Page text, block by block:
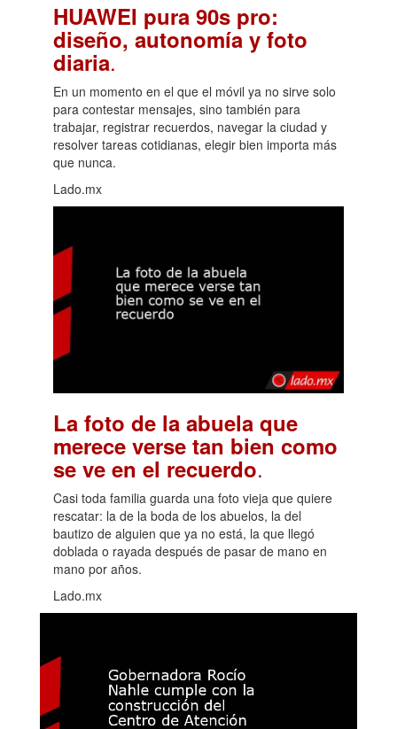
HUAWEI pura 90s pro:
diseño, autonomía y foto
diaria.
En un momento en el que el móvil ya no sirve solo
para contestar mensajes, sino también para
trabajar, registrar recuerdos, navegar la ciudad y
resolver tareas cotidianas, elegir bien importa más
que nunca.
Lado.mx
La foto de la abuela que
merece verse tan bien como
se ve en el recuerdo.
Casi toda familia guarda una foto vieja que quiere
rescatar: la de la boda de los abuelos, la del
bautizo de alguien que ya no está, la que llegó
doblada o rayada después de pasar de mano en
mano por años.
Lado.mx